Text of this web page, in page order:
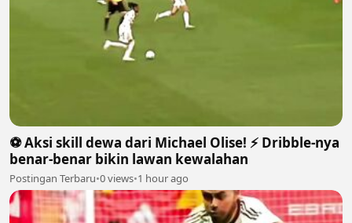
⚽️ Aksi skill dewa dari Michael Olise! ⚡️ Dribble-nya
benar-benar bikin lawan kewalahan
Postingan Terbaru•0 views•1 hour ago